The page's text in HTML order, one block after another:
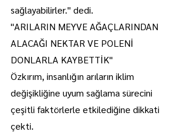
sağlayabilirler." dedi.
"ARILARIN MEYVE AĞAÇLARINDAN
ALACAĞI NEKTAR VE POLENİ
DONLARLA KAYBETTİK"
Özkırım, insanlığın arıların iklim
değişikliğine uyum sağlama sürecini
çeşitli faktörlerle etkilediğine dikkati
çekti.